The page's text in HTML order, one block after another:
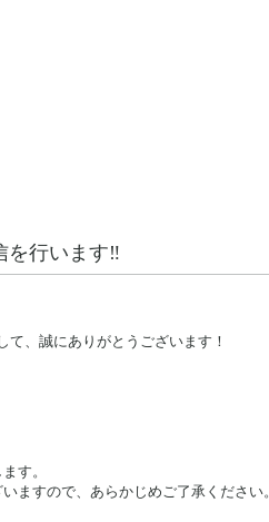
を行います‼︎
、誠にありがとうございます！
す。
ますので、あらかじめご了承ください。